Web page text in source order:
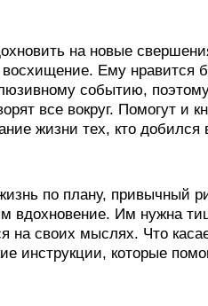
на новые
восхищение. Ему нравится
событию,
все вокруг. Помогут и
жизни тех, кто
по плану, привычный
вдохновение. Им нужна
на своих мыслях. Что
инструкции, которые